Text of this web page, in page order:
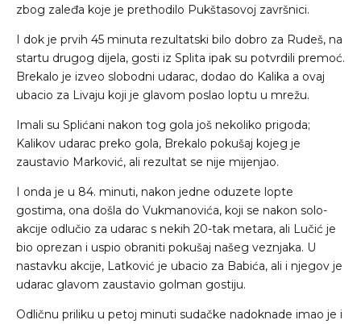
zbog zaleđa koje je prethodilo Pukštasovoj završnici.
I dok je prvih 45 minuta rezultatski bilo dobro za Rudeš, na
startu drugog dijela, gosti iz Splita ipak su potvrdili premoć.
Brekalo je izveo slobodni udarac, dodao do Kalika a ovaj
ubacio za Livaju koji je glavom poslao loptu u mrežu.
Imali su Splićani nakon tog gola još nekoliko prigoda;
Kalikov udarac preko gola, Brekalo pokušaj kojeg je
zaustavio Marković, ali rezultat se nije mijenjao.
I onda je u 84. minuti, nakon jedne oduzete lopte
gostima, ona došla do Vukmanovića, koji se nakon solo-
akcije odlučio za udarac s nekih 20-tak metara, ali Lučić je
bio oprezan i uspio obraniti pokušaj našeg veznjaka. U
nastavku akcije, Latković je ubacio za Babića, ali i njegov je
udarac glavom zaustavio golman gostiju.
Odličnu priliku u petoj minuti sudačke nadoknade imao je i